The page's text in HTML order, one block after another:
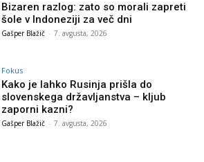
Bizaren razlog: zato so morali zapreti
šole v Indoneziji za več dni
Gašper Blažič - 7. avgusta, 2026
Fokus
Kako je lahko Rusinja prišla do
slovenskega državljanstva – kljub
zaporni kazni?
Gašper Blažič - 7. avgusta, 2026